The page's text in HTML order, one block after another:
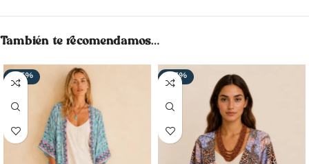
También te recomendamos…
-25% -55%